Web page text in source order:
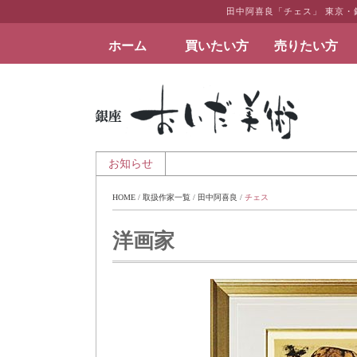
田中阿喜良「チェス」 東京
ホーム 買いたい方 売りたい方
絵画など美術品の販売と買取 | 東京・銀座 おい
お知らせ
HOME / 取扱作家一覧 / 田中阿喜良 / チェス
洋画家